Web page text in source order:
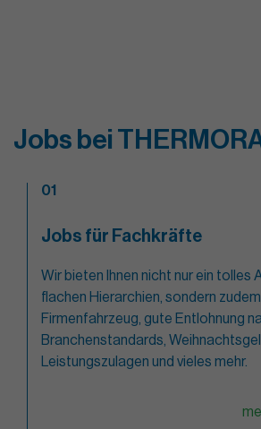
Jobs bei
01
Jobs für Fachkräfte
Wir bieten Ihnen nicht nur ein tolles
flachen Hierarchien, sondern
Firmenfahrzeug, gute Entlohnung
Branchenstandards,
Leistungszulagen und vieles mehr.